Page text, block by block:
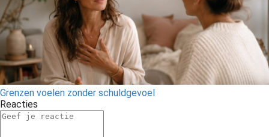
Grenzen voelen zonder schuldgevoel
Reacties